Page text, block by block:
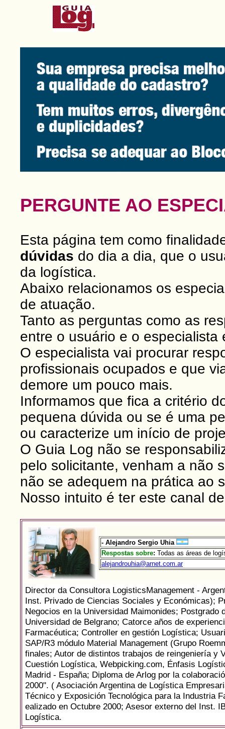
PERGUNTE AO
Esta página tem como
dúvidas do dia a dia, que o
da logística.
Abaixo relacionamos os
de atuação.
Tanto as perguntas como as
entre o usuário e o
O especialista vai procurar
profissionais ocupados e que
demore um pouco mais.
Informamos que fica a critério
pequena dúvida ou se é uma
ou caracterize um início de
O Guia Log não se
pelo solicitante, venham a não
não se adequem na prática ao
Nosso intuito é ter este canal
- Alejandro Sergio Uhia
Respostas sobre: Todas as áreas de
alejandrouhia@arnet.com.ar
Director da Consultora LogisticsManagement -
Inst. Privado de Ciencias Sociales y Económicas);
Negocios en la Universidad Maimonides;
Universidad de Belgrano; Catorce años de
Farmacéutica; Controller en gestión Logística;
SAP/R3 módulo Material Management (Grupo
finales; Autor de distintos trabajos de reingeniería y
Cuestión Logística, Webpicking.com, Énfasis
Madrid - España; Diploma de Arlog por la
2000". ( Asociación Argentina de Logística
Técnico y Exposición Tecnológica para la Industria
ealizado en Octubre 2000; Asesor externo del Inst.
Logística.